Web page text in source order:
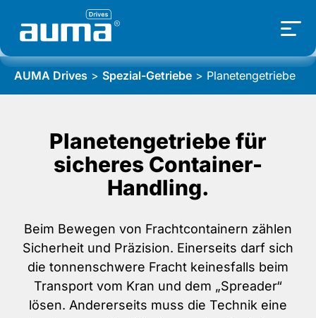
AUMA Drives > Spezial-Getriebe > Planetengetriebe
Planetengetriebe für
sicheres Container-
Handling.
Beim Bewegen von Frachtcontainern zählen
Sicherheit und Präzision. Einerseits darf sich
die tonnenschwere Fracht keinesfalls beim
Transport vom Kran und dem „Spreader“
lösen. Andererseits muss die Technik eine